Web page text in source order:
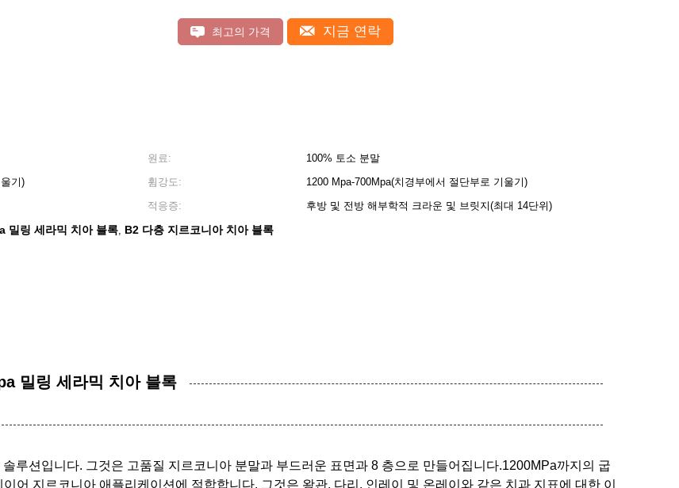
최고의 가격 지금 연락
원료:
100% 토소 분말
기) 휨강도:
1200 Mpa-700Mpa(치경부에서 절단부로 기울기)
적응증:
후방 및 전방 해부학적 크라운 및 브릿지(최대 14단위)
밀링 세라믹 치아 블록, B2 다층 지르코니아 치아 블록
밀링 세라믹 치아 블록
루션입니다. 그것은 고품질 지르코니아 분말과 부드러운 표면과 8 층으로 만들어집니다.1200MPa까지의 굽
어 지르코니아 애플리케이션에 적합합니다. 그것은 왕관, 다리, 인레이 및 온레이와 같은 치과 지표에 대한 이